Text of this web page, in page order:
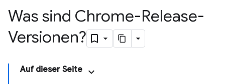
Was sind Chrome-Release-
Versionen?
Auf dieser Seite